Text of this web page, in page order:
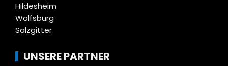
Hildesheim
Wolfsburg
Salzgitter
UNSERE PARTNER